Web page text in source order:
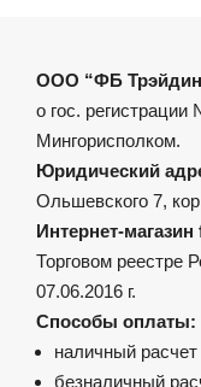
ООО “ФБ
о гос.
Мингорисполком.
Юридический
Ольшевского 7,
Интернет-
Торговом реестре
07.06.2016 г.
Способы оплаты:
наличный расчет
безналичный